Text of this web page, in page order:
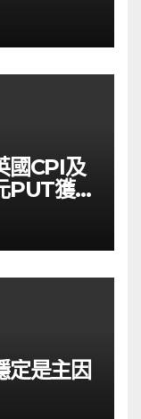
國CPI及
PUT獲資
定是主因